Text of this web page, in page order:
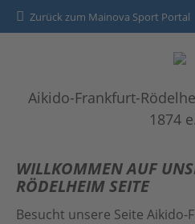
Zurück zum Mainova Sport Portal
Aikido-Frankfurt-
1874
HOME
SPORTANGEBOTE
WILLKOMMEN AUF
RÖDELHEIM SEITE
Besucht unsere Seite